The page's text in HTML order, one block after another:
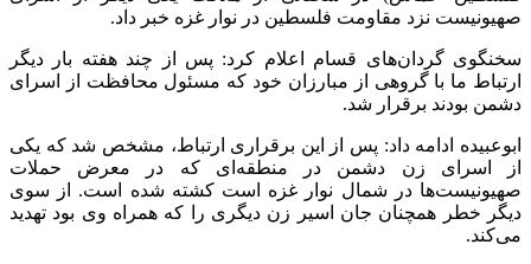
صهیونیست نزد مقاومت فلسطین در نوار غزه خبر داد.
سخنگوی گردان‌های قسام اعلام کرد: پس از چند هفته بار دیگر
ارتباط ما با گروهی از مبارزان خود که مسئول محافظت از اسرای
دشمن بودند برقرار شد.
ابوعبیده ادامه داد: پس از این برقراری ارتباط، مشخص شد که یکی
از اسرای زن دشمن در منطقه‌ای که در معرض حملات
صهیونیست‌ها در شمال نوار غزه است کشته شده است. از سوی
دیگر خطر همچنان جان اسیر زن دیگری را که همراه وی بود تهدید
می‌کند.